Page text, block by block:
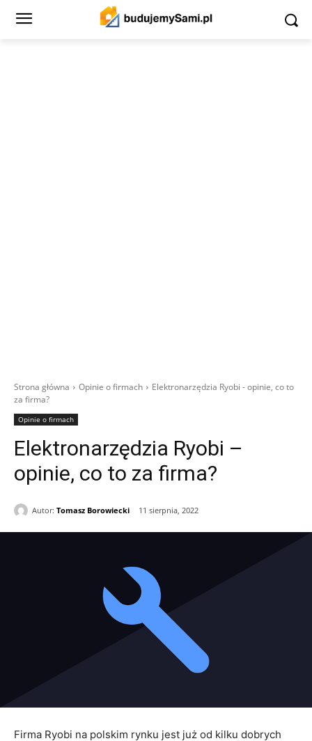
Strona główna Opinie o firmach
Elektronarzędzia Ryobi - opinie, co to
za firma?
Opinie o firmach
Elektronarzędzia Ryobi –
opinie, co to za firma?
Autor: Tomasz Borowiecki 11 sierpnia, 2022
Firma Ryobi na polskim rynku jest już od kilku dobrych